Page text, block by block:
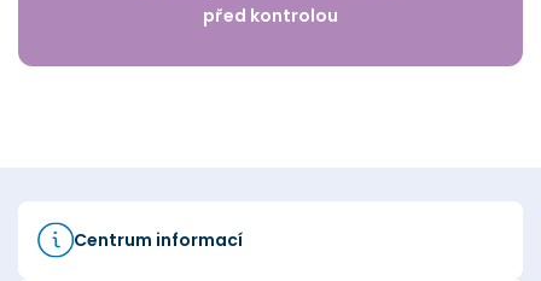
před kontrolou
Centrum informací